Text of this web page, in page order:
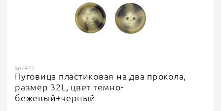
Sn7417
Пуговица пластиковая на два прокола,
размер 32L, цвет темно-
бежевый+черный